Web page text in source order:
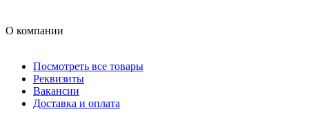
О компании
Посмотреть все товары
Реквизиты
Вакансии
Доставка и оплата